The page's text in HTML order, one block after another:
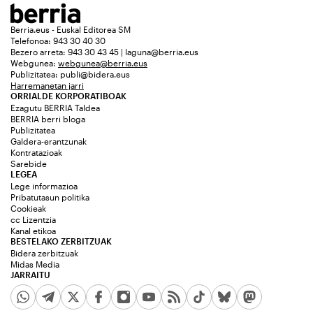
Berria.eus - Euskal Editorea SM
Telefonoa: 943 30 40 30
Bezero arreta: 943 30 43 45 | laguna@berria.eus
Webgunea: webgunea@berria.eus
Publizitatea: publi@bidera.eus
Harremanetan jarri
ORRIALDE KORPORATIBOAK
Ezagutu BERRIA Taldea
BERRIA berri bloga
Publizitatea
Galdera-erantzunak
Kontratazioak
Sarebide
JARRAITU
LEGEA
Lege informazioa
Pribatutasun politika
Cookieak
cc Lizentzia
Kanal etikoa
BESTELAKO ZERBITZUAK
Bidera zerbitzuak
Midas Media